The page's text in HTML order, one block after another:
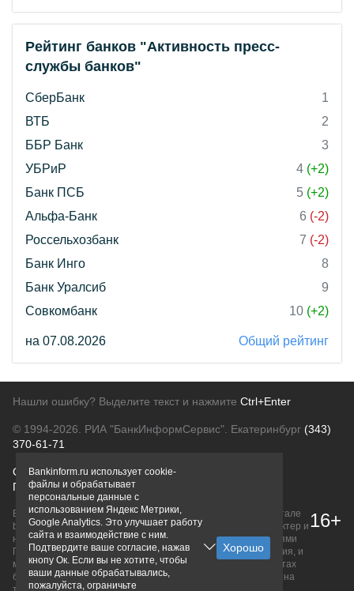
Рейтинг банков "Активность пресс-
службы банков"
СберБанк
1
ВТБ
2
ББР Банк
3
УБРиР
4 (+2)
Банк ПСБ
5 (+2)
Альфа-Банк
6 (-2)
Россельхозбанк
7 (-2)
Банк Инго
8
Банк Уралсиб
9
Совкомбанк
10 (+2)
на 07.08.2026 Общий рейтинг
Нашли ошибку? Выделите текст и нажмите Ctrl+Enter
© 1994-2026. РИА "БанкИнформСервис". Екатеринбург (343)
370-61-71
О проектеПолитика конфиденциальности
Правовая информацияДля рекламодателей
Вся информация о продуктах банков, размещенная на портале
bankinform.ru, носит исключительно ознакомительный характер и
не является публичной офертой, определяемой положениями
ГК РФ. Информация не содержит точного и полного описания, и
может быть изменена. Конечные условия уточняйте на сайтах
банков или при личном обращении. Исключительное право на
16+
Bankinform.ru использует cookie-
файлы и обрабатывает
персональные данные с
использованием Яндекс Метрики,
Google Analytics. Это улучшает работу
сайта и взаимодействие с ним.
Подтвердите ваше согласие, нажав
кнопу Ок. Если вы не хотите, чтобы
ваши данные обрабатывались,
пожалуйста, ограничьте